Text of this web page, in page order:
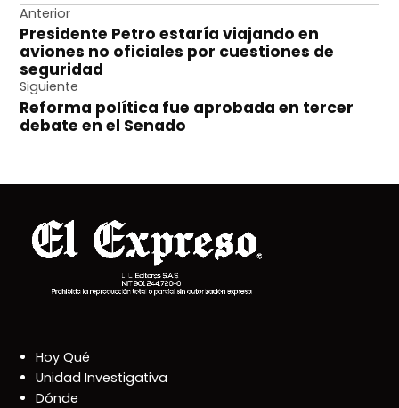
Navegación
de
entradas
Anterior
Presidente Petro estaría viajando en
aviones no oficiales por cuestiones de
seguridad
Siguiente
Reforma política fue aprobada en tercer
debate en el Senado
Hoy Qué
Unidad Investigativa
Dónde